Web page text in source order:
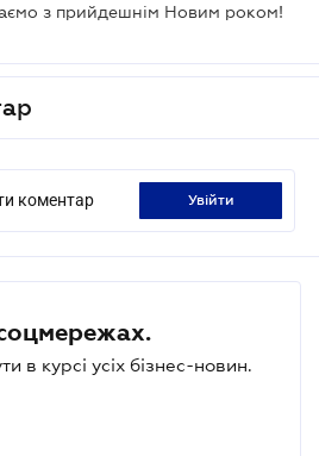
з прийдешнім Новим роком!
коментар увійти
в курсі усіх бізнес-новин.